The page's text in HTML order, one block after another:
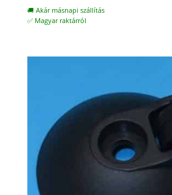
🚚 Akár másnapi szállítás
✅ Magyar raktárról